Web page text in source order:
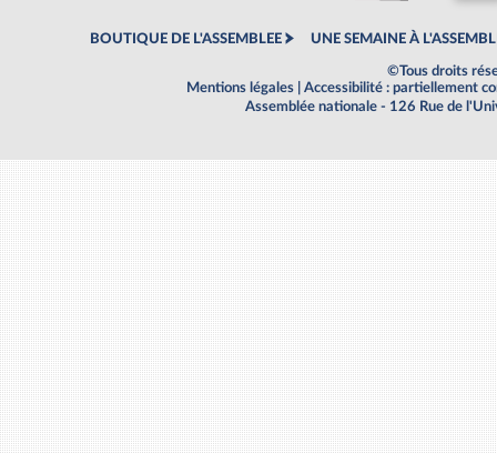
BOUTIQUE DE L'ASSEMBLEE UNE SEMAINE À
©Tous droits
Mentions légales
Accessibilité : partiellement
Assemblée nationale - 126 Rue de